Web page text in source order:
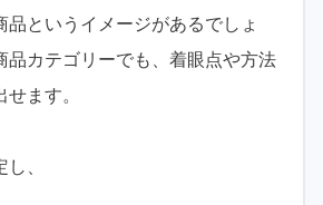
品というイメージがあるでしょ
品カテゴリーでも、着眼点や方法
ます。
、